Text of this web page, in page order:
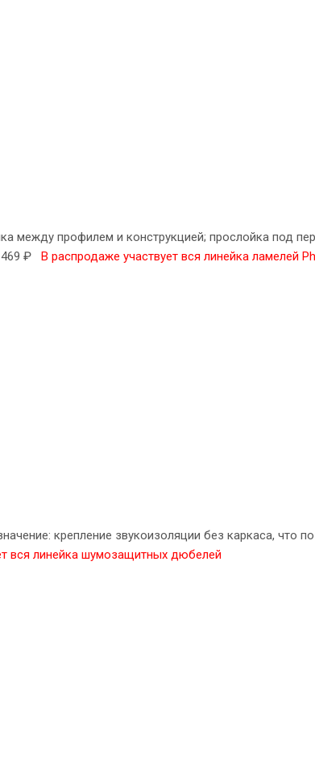
между профилем и конструкцией; прослойка под
469 ₽ В распродаже участвует вся линейка ламелей
крепление звукоизоляции без каркаса, что
вся линейка шумозащитных дюбелей